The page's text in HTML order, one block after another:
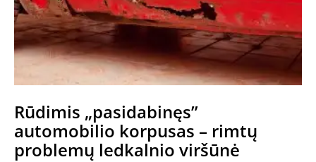
Rūdimis „pasidabinęs”
automobilio korpusas – rimtų
problemų ledkalnio viršūnė